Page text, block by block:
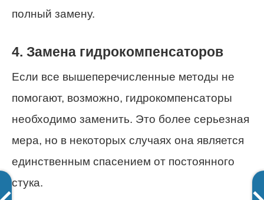
полный замену.
4. Замена гидрокомпенсаторов
Если все вышеперечисленные методы не
помогают, возможно, гидрокомпенсаторы
необходимо заменить. Это более серьезная
мера, но в некоторых случаях она является
единственным спасением от постоянного
стука.